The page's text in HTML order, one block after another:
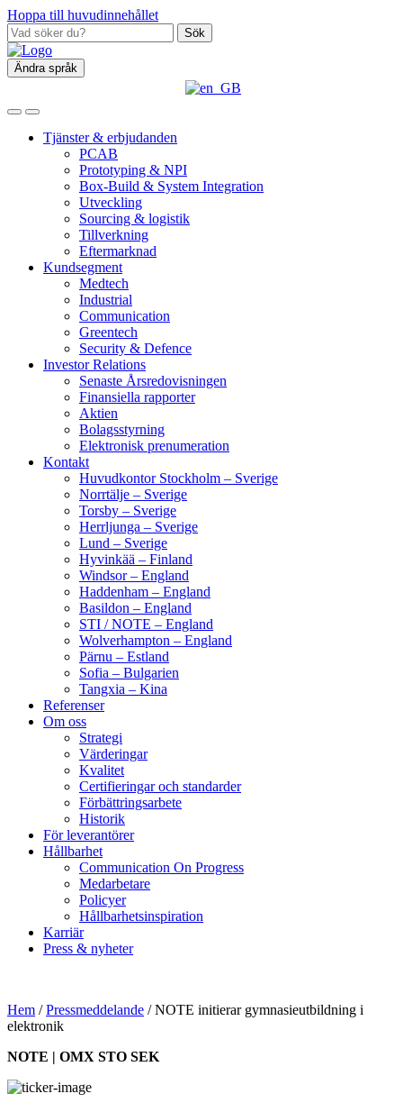
Hoppa till huvudinnehållet
Sök
Ändra språk
Tjänster & erbjudanden
PCAB
Prototyping & NPI
Box‑Build & System Integration
Utveckling
Sourcing & logistik
Tillverkning
Eftermarknad
Kundsegment
Medtech
Industrial
Communication
Greentech
Security & Defence
Investor Relations
Senaste Årsredovisningen
Finansiella rapporter
Aktien
Bolagsstyrning
Elektronisk prenumeration
Kontakt
Huvudkontor Stockholm – Sverige
Norrtälje – Sverige
Torsby – Sverige
Herrljunga – Sverige
Lund – Sverige
Hyvinkää – Finland
Windsor – England
Haddenham – England
Basildon – England
STI / NOTE – England
Wolverhampton – England
Pärnu – Estland
Sofia – Bulgarien
Tangxia – Kina
Referenser
Om oss
Strategi
Värderingar
Kvalitet
Certifieringar och standarder
Förbättringsarbete
Historik
För leverantörer
Hållbarhet
Communication On Progress
Medarbetare
Policyer
Hållbarhetsinspiration
Karriär
Press & nyheter
Hem /Pressmeddelande /NOTE initierar gymnasieutbildning i
elektronik
NOTE | OMX STO SEK